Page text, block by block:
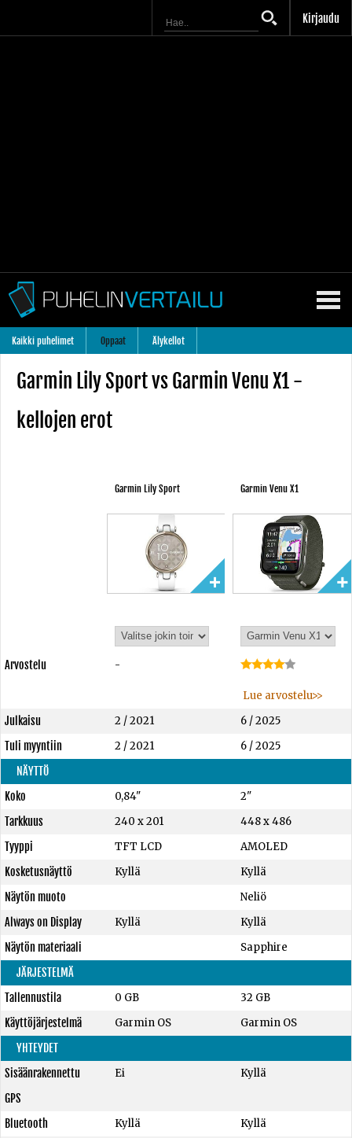
Kirjaudu
Kaikki puhelimet Oppaat Älykellot
Garmin Lily Sport vs Garmin Venu X1 -
kellojen erot
Garmin Lily Sport Garmin Venu X1
Arvostelu -
Lue arvostelu>>
Julkaisu
2 / 2021
6 / 2025
Tuli myyntiin
2 / 2021
6 / 2025
NÄYTTÖ
Koko
0,84"
2"
Tarkkuus
240 x 201
448 x 486
Tyyppi
TFT LCD
AMOLED
Kosketusnäyttö
Kyllä
Kyllä
Näytön muoto
Neliö
Always on Display
Kyllä
Kyllä
Näytön materiaali
Sapphire
JÄRJESTELMÄ
Tallennustila
0 GB
32 GB
Käyttöjärjestelmä
Garmin OS
Garmin OS
YHTEYDET
Sisäänrakennettu
GPS
Ei Kyllä
Bluetooth Kyllä
Kyllä